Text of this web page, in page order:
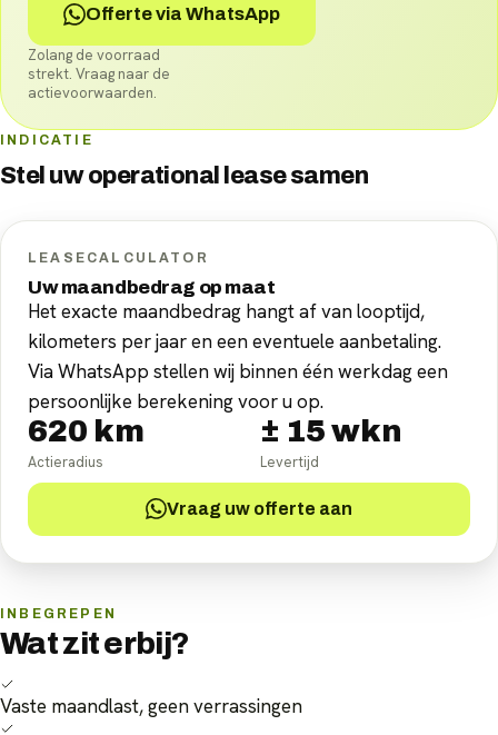
Offerte via WhatsApp
Zolang de voorraad
strekt. Vraag naar de
actievoorwaarden.
INDICATIE
Stel uwoperational leasesamen
LEASECALCULATOR
Uw maandbedrag op maat
Het exacte maandbedrag hangt af van looptijd,
kilometers per jaar en een eventuele aanbetaling.
Via WhatsApp stellen wij binnen één werkdag een
persoonlijke berekening voor u op.
620 km
Actieradius
± 15 wkn
Levertijd
Vraag uw offerte aan
INBEGREPEN
Wat zit erbij?
Vaste maandlast, geen verrassingen